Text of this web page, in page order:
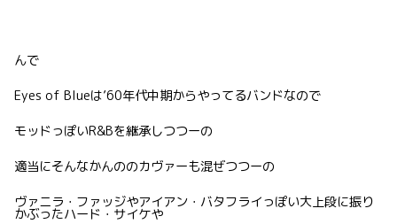
んで
Eyes of Blueは’60年代中期からやってるバンドなので
モッドっぽいR&Bを継承しつつーの
適当にそんなかんののカヴァーも混ぜつつーの
ヴァニラ・ファッジやアイアン・バタフライっぽい大上段に振り
かぶったハード・サイケや